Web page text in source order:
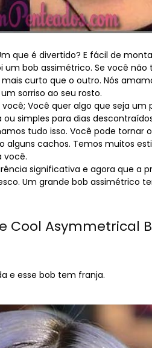
que é divertido? E fácil de
um bob assimétrico. Se você
curto que o outro. Nós
sorriso ao seu rosto.
Você quer algo que seja um
simples para dias
tudo isso. Você pode tornar
alguns cachos. Temos muitos
você.
significativa e agora que a
Um grande bob assimétrico
Cool Asymmetrical
e esse bob tem franja.